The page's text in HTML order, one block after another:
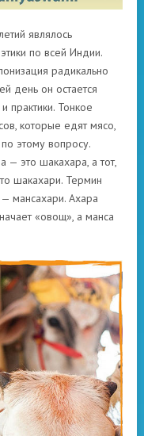
являлось
по всей Индии.
радикально
день он остается
практики. Тонкое
которые едят мясо,
этому вопросу.
— это шакахара, а тот,
шакахари. Термин
мансахари. Ахара
«овощ», а манса